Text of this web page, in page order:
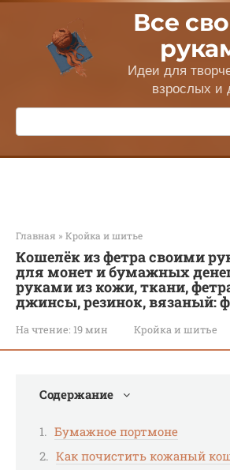
Перейти
контенту
Все
Идеи для
взрослых и
Поиск:
Главная » Кройка и шитье
Кошелёк из фетра своими
для монет и бумажных
руками из кожи, ткани,
джинсы, резинок, вязаный:
На чтение: 19 мин Кройка и шитье
Содержание
Бумажное портмоне
Как почистить кожаный